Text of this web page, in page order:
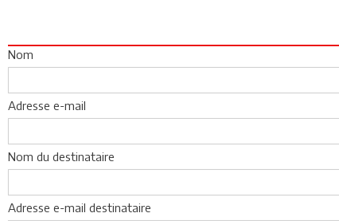
Nom
Adresse e-mail
Nom du destinataire
Adresse e-mail destinataire